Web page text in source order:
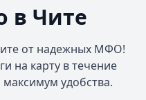
Екатеринбург
Казань
Астрахань
Б
Барнаул
Екатеринбург
Казань
Астрахань
Б
Барнаул
в Чите
от надежных МФО!
на карту в течение
удобства.